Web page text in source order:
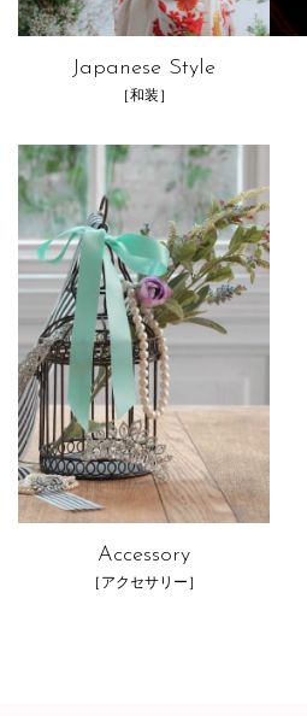
Japanese Style
［和装］
Accessory
［アクセサリー］